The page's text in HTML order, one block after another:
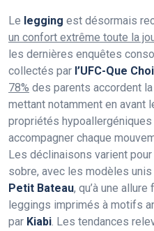
Le legging est désormais
un confort extrême toute la
les dernières enquêtes
collectés par l’UFC-Que
78% des parents accordent
mettant notamment en avant
propriétés
accompagner chaque
Les déclinaisons varient
sobre, avec les modèles
Petit Bateau, qu’à une
leggings imprimés à motifs
par Kiabi. Les tendances